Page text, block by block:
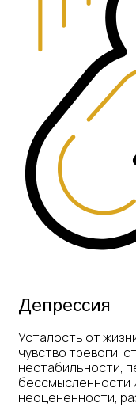
Депрессия
Усталость от
чувство тревоги,
нестабильности,
бессмысленности
неоцененности,